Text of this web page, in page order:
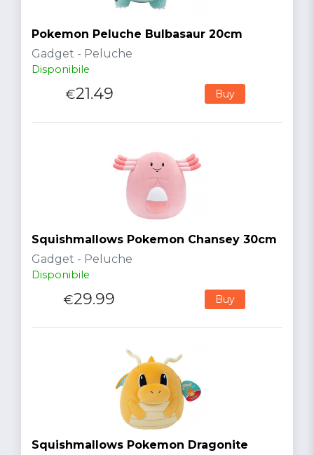
Pokemon Peluche Bulbasaur 20cm
Gadget - Peluche
Disponibile
€21.49 Buy
Squishmallows Pokemon Chansey 30cm
Gadget - Peluche
Disponibile
€29.99 Buy
Squishmallows Pokemon Dragonite